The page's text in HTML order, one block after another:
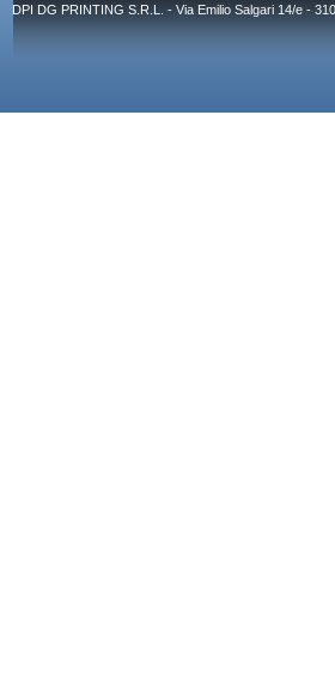
DPI DG PRINTING S.R.L. - Via Emilio Salgari 14/e -